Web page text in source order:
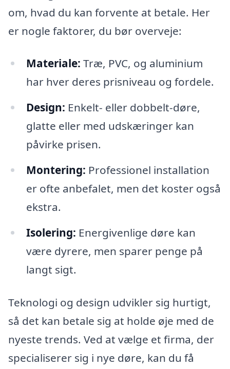
om, hvad du kan forvente at betale. Her
er nogle faktorer, du bør overveje:
Materiale: Træ, PVC, og aluminium
har hver deres prisniveau og fordele.
Design: Enkelt- eller dobbelt-døre,
glatte eller med udskæringer kan
påvirke prisen.
Montering: Professionel installation
er ofte anbefalet, men det koster også
ekstra.
Isolering: Energivenlige døre kan
være dyrere, men sparer penge på
langt sigt.
Teknologi og design udvikler sig hurtigt,
så det kan betale sig at holde øje med de
nyeste trends. Ved at vælge et firma, der
specialiserer sig i nye døre, kan du få